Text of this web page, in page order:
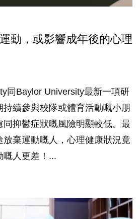
動，或影響成年後的心理
同Baylor University最新一項研
續參與校隊或體育活動嘅小朋
抑鬱症狀嘅風險明顯較低。最
放棄運動嘅人，心理健康狀況竟
嘅人更差！...